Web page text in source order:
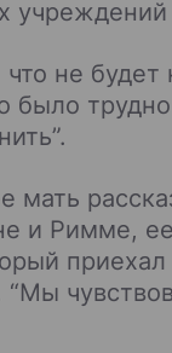
учреждений
не будет
мать
и Римме,
приехал
“Мы